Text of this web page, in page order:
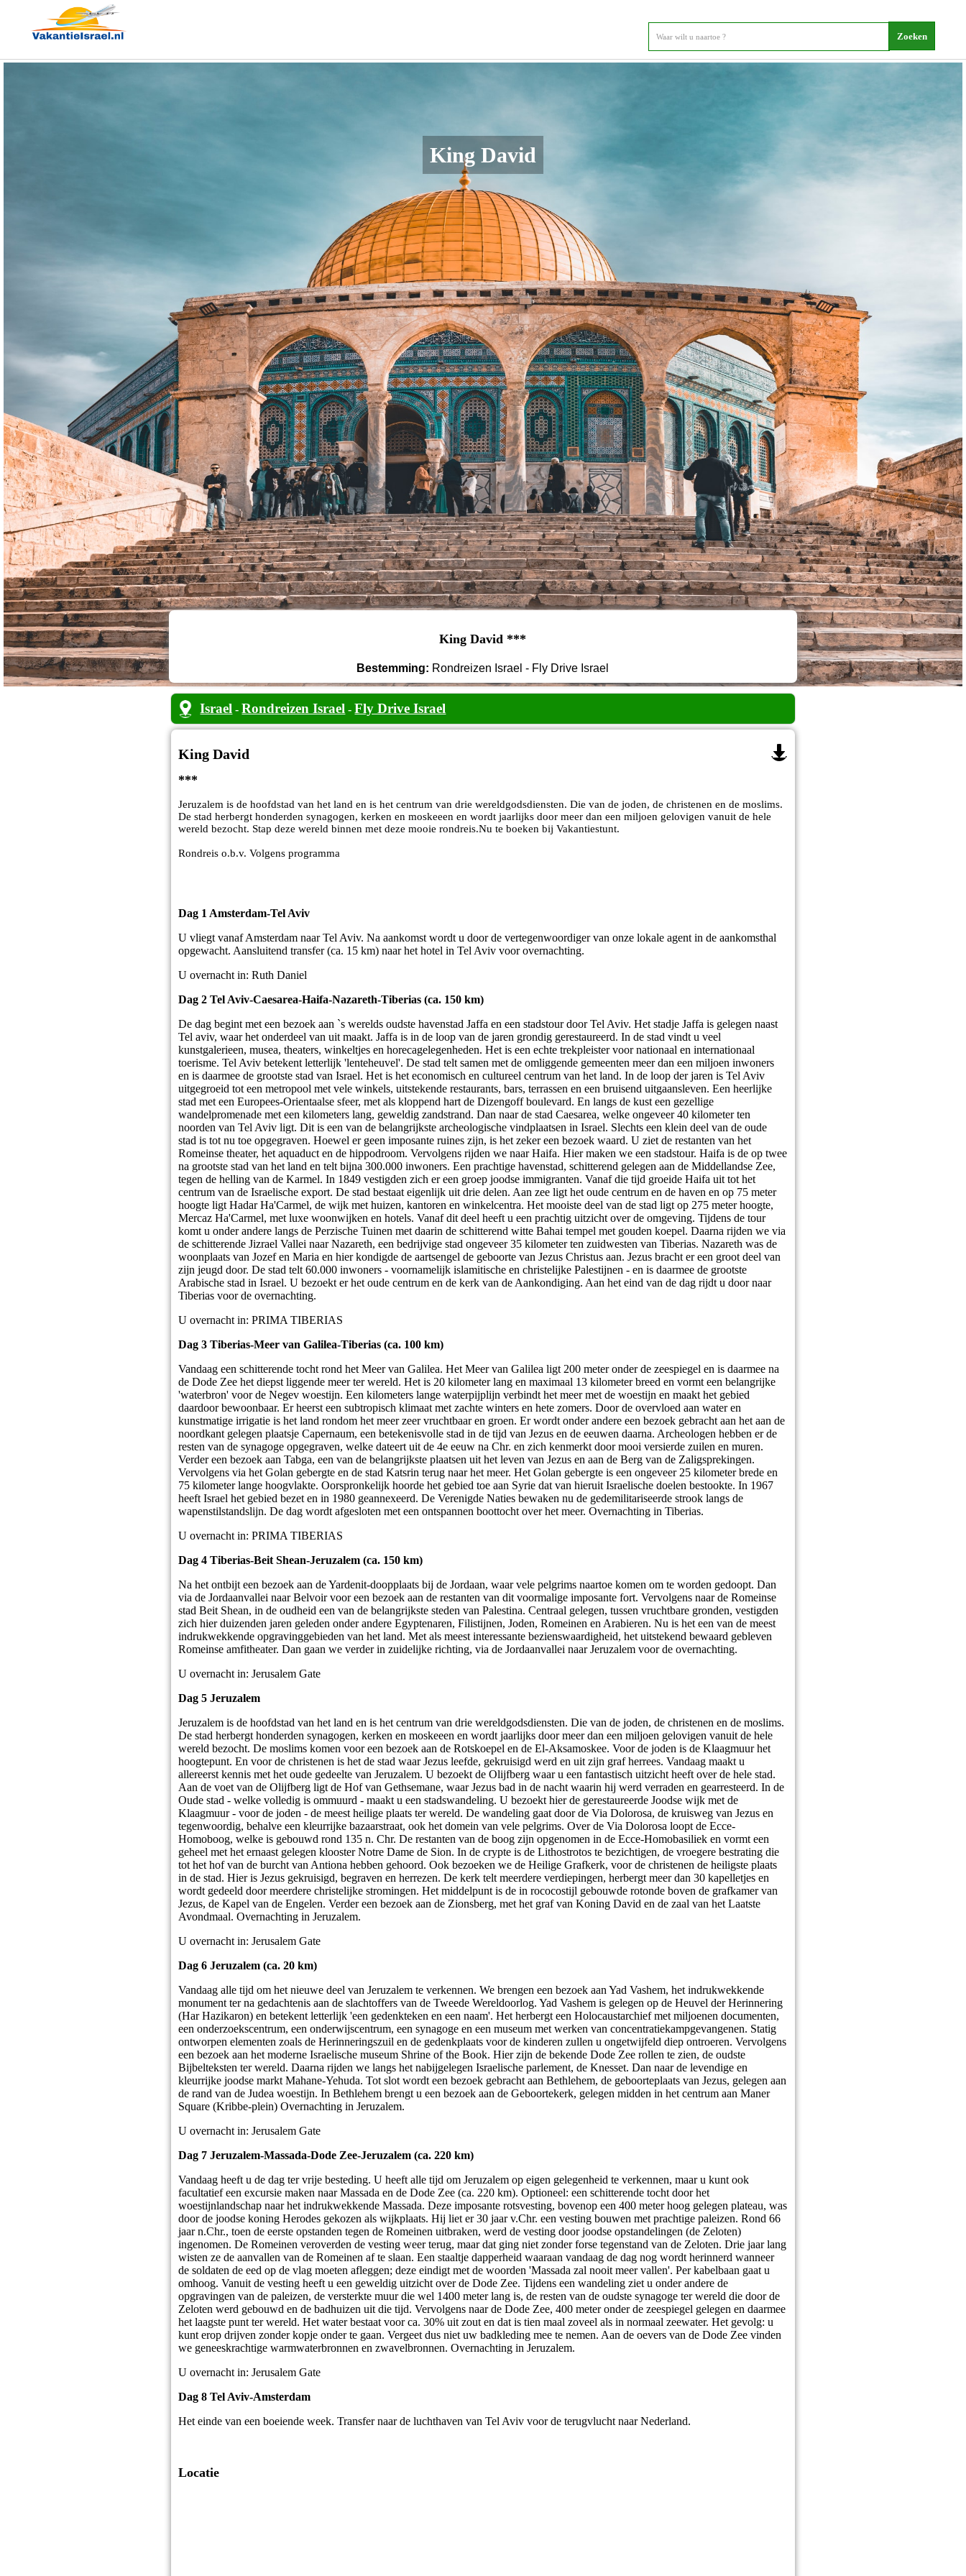
King David
King David ***
Bestemming: Rondreizen Israel - Fly Drive Israel
Israel - Rondreizen Israel - Fly Drive Israel
King David
***
Jeruzalem is de hoofdstad van het land en is het centrum van drie wereldgodsdiensten. Die van de joden, de christenen en de moslims.
De stad herbergt honderden synagogen, kerken en moskeeen en wordt jaarlijks door meer dan een miljoen gelovigen vanuit de hele
wereld bezocht. Stap deze wereld binnen met deze mooie rondreis.Nu te boeken bij Vakantiestunt.
Rondreis o.b.v. Volgens programma
Dag 1 Amsterdam-Tel Aviv
U vliegt vanaf Amsterdam naar Tel Aviv. Na aankomst wordt u door de vertegenwoordiger van onze lokale agent in de aankomsthal
opgewacht. Aansluitend transfer (ca. 15 km) naar het hotel in Tel Aviv voor overnachting.
U overnacht in: Ruth Daniel
Dag 2 Tel Aviv-Caesarea-Haifa-Nazareth-Tiberias (ca. 150 km)
De dag begint met een bezoek aan `s werelds oudste havenstad Jaffa en een stadstour door Tel Aviv. Het stadje Jaffa is gelegen naast
Tel aviv, waar het onderdeel van uit maakt. Jaffa is in de loop van de jaren grondig gerestaureerd. In de stad vindt u veel
kunstgalerieen, musea, theaters, winkeltjes en horecagelegenheden. Het is een echte trekpleister voor nationaal en internationaal
toerisme. Tel Aviv betekent letterlijk 'lenteheuvel'. De stad telt samen met de omliggende gemeenten meer dan een miljoen inwoners
en is daarmee de grootste stad van Israel. Het is het economisch en cultureel centrum van het land. In de loop der jaren is Tel Aviv
uitgegroeid tot een metropool met vele winkels, uitstekende restaurants, bars, terrassen en een bruisend uitgaansleven. Een heerlijke
stad met een Europees-Orientaalse sfeer, met als kloppend hart de Dizengoff boulevard. En langs de kust een gezellige
wandelpromenade met een kilometers lang, geweldig zandstrand. Dan naar de stad Caesarea, welke ongeveer 40 kilometer ten
noorden van Tel Aviv ligt. Dit is een van de belangrijkste archeologische vindplaatsen in Israel. Slechts een klein deel van de oude
stad is tot nu toe opgegraven. Hoewel er geen imposante ruines zijn, is het zeker een bezoek waard. U ziet de restanten van het
Romeinse theater, het aquaduct en de hippodroom. Vervolgens rijden we naar Haifa. Hier maken we een stadstour. Haifa is de op twee
na grootste stad van het land en telt bijna 300.000 inwoners. Een prachtige havenstad, schitterend gelegen aan de Middellandse Zee,
tegen de helling van de Karmel. In 1849 vestigden zich er een groep joodse immigranten. Vanaf die tijd groeide Haifa uit tot het
centrum van de Israelische export. De stad bestaat eigenlijk uit drie delen. Aan zee ligt het oude centrum en de haven en op 75 meter
hoogte ligt Hadar Ha'Carmel, de wijk met huizen, kantoren en winkelcentra. Het mooiste deel van de stad ligt op 275 meter hoogte,
Mercaz Ha'Carmel, met luxe woonwijken en hotels. Vanaf dit deel heeft u een prachtig uitzicht over de omgeving. Tijdens de tour
komt u onder andere langs de Perzische Tuinen met daarin de schitterend witte Bahai tempel met gouden koepel. Daarna rijden we via
de schitterende Jizrael Vallei naar Nazareth, een bedrijvige stad ongeveer 35 kilometer ten zuidwesten van Tiberias. Nazareth was de
woonplaats van Jozef en Maria en hier kondigde de aartsengel de geboorte van Jezus Christus aan. Jezus bracht er een groot deel van
zijn jeugd door. De stad telt 60.000 inwoners - voornamelijk islamitische en christelijke Palestijnen - en is daarmee de grootste
Arabische stad in Israel. U bezoekt er het oude centrum en de kerk van de Aankondiging. Aan het eind van de dag rijdt u door naar
Tiberias voor de overnachting.
U overnacht in: PRIMA TIBERIAS
Dag 3 Tiberias-Meer van Galilea-Tiberias (ca. 100 km)
Vandaag een schitterende tocht rond het Meer van Galilea. Het Meer van Galilea ligt 200 meter onder de zeespiegel en is daarmee na
de Dode Zee het diepst liggende meer ter wereld. Het is 20 kilometer lang en maximaal 13 kilometer breed en vormt een belangrijke
'waterbron' voor de Negev woestijn. Een kilometers lange waterpijplijn verbindt het meer met de woestijn en maakt het gebied
daardoor bewoonbaar. Er heerst een subtropisch klimaat met zachte winters en hete zomers. Door de overvloed aan water en
kunstmatige irrigatie is het land rondom het meer zeer vruchtbaar en groen. Er wordt onder andere een bezoek gebracht aan het aan de
noordkant gelegen plaatsje Capernaum, een betekenisvolle stad in de tijd van Jezus en de eeuwen daarna. Archeologen hebben er de
resten van de synagoge opgegraven, welke dateert uit de 4e eeuw na Chr. en zich kenmerkt door mooi versierde zuilen en muren.
Verder een bezoek aan Tabga, een van de belangrijkste plaatsen uit het leven van Jezus en aan de Berg van de Zaligsprekingen.
Vervolgens via het Golan gebergte en de stad Katsrin terug naar het meer. Het Golan gebergte is een ongeveer 25 kilometer brede en
75 kilometer lange hoogvlakte. Oorspronkelijk hoorde het gebied toe aan Syrie dat van hieruit Israelische doelen bestookte. In 1967
heeft Israel het gebied bezet en in 1980 geannexeerd. De Verenigde Naties bewaken nu de gedemilitariseerde strook langs de
wapenstilstandslijn. De dag wordt afgesloten met een ontspannen boottocht over het meer. Overnachting in Tiberias.
U overnacht in: PRIMA TIBERIAS
Dag 4 Tiberias-Beit Shean-Jeruzalem (ca. 150 km)
Na het ontbijt een bezoek aan de Yardenit-doopplaats bij de Jordaan, waar vele pelgrims naartoe komen om te worden gedoopt. Dan
via de Jordaanvallei naar Belvoir voor een bezoek aan de restanten van dit voormalige imposante fort. Vervolgens naar de Romeinse
stad Beit Shean, in de oudheid een van de belangrijkste steden van Palestina. Centraal gelegen, tussen vruchtbare gronden, vestigden
zich hier duizenden jaren geleden onder andere Egyptenaren, Filistijnen, Joden, Romeinen en Arabieren. Nu is het een van de meest
indrukwekkende opgravinggebieden van het land. Met als meest interessante bezienswaardigheid, het uitstekend bewaard gebleven
Romeinse amfitheater. Dan gaan we verder in zuidelijke richting, via de Jordaanvallei naar Jeruzalem voor de overnachting.
U overnacht in: Jerusalem Gate
Dag 5 Jeruzalem
Jeruzalem is de hoofdstad van het land en is het centrum van drie wereldgodsdiensten. Die van de joden, de christenen en de moslims.
De stad herbergt honderden synagogen, kerken en moskeeen en wordt jaarlijks door meer dan een miljoen gelovigen vanuit de hele
wereld bezocht. De moslims komen voor een bezoek aan de Rotskoepel en de El-Aksamoskee. Voor de joden is de Klaagmuur het
hoogtepunt. En voor de christenen is het de stad waar Jezus leefde, gekruisigd werd en uit zijn graf herrees. Vandaag maakt u
allereerst kennis met het oude gedeelte van Jeruzalem. U bezoekt de Olijfberg waar u een fantastisch uitzicht heeft over de hele stad.
Aan de voet van de Olijfberg ligt de Hof van Gethsemane, waar Jezus bad in de nacht waarin hij werd verraden en gearresteerd. In de
Oude stad - welke volledig is ommuurd - maakt u een stadswandeling. U bezoekt hier de gerestaureerde Joodse wijk met de
Klaagmuur - voor de joden - de meest heilige plaats ter wereld. De wandeling gaat door de Via Dolorosa, de kruisweg van Jezus en
tegenwoordig, behalve een kleurrijke bazaarstraat, ook het domein van vele pelgrims. Over de Via Dolorosa loopt de Ecce-
Homoboog, welke is gebouwd rond 135 n. Chr. De restanten van de boog zijn opgenomen in de Ecce-Homobasiliek en vormt een
geheel met het ernaast gelegen klooster Notre Dame de Sion. In de crypte is de Lithostrotos te bezichtigen, de vroegere bestrating die
tot het hof van de burcht van Antiona hebben gehoord. Ook bezoeken we de Heilige Grafkerk, voor de christenen de heiligste plaats
in de stad. Hier is Jezus gekruisigd, begraven en herrezen. De kerk telt meerdere verdiepingen, herbergt meer dan 30 kapelletjes en
wordt gedeeld door meerdere christelijke stromingen. Het middelpunt is de in rococostijl gebouwde rotonde boven de grafkamer van
Jezus, de Kapel van de Engelen. Verder een bezoek aan de Zionsberg, met het graf van Koning David en de zaal van het Laatste
Avondmaal. Overnachting in Jeruzalem.
U overnacht in: Jerusalem Gate
Dag 6 Jeruzalem (ca. 20 km)
Vandaag alle tijd om het nieuwe deel van Jeruzalem te verkennen. We brengen een bezoek aan Yad Vashem, het indrukwekkende
monument ter na gedachtenis aan de slachtoffers van de Tweede Wereldoorlog. Yad Vashem is gelegen op de Heuvel der Herinnering
(Har Hazikaron) en betekent letterlijk 'een gedenkteken en een naam'. Het herbergt een Holocaustarchief met miljoenen documenten,
een onderzoekscentrum, een onderwijscentrum, een synagoge en een museum met werken van concentratiekampgevangenen. Statig
ontworpen elementen zoals de Herinneringszuil en de gedenkplaats voor de kinderen zullen u ongetwijfeld diep ontroeren. Vervolgens
een bezoek aan het moderne Israelische museum Shrine of the Book. Hier zijn de bekende Dode Zee rollen te zien, de oudste
Bijbelteksten ter wereld. Daarna rijden we langs het nabijgelegen Israelische parlement, de Knesset. Dan naar de levendige en
kleurrijke joodse markt Mahane-Yehuda. Tot slot wordt een bezoek gebracht aan Bethlehem, de geboorteplaats van Jezus, gelegen aan
de rand van de Judea woestijn. In Bethlehem brengt u een bezoek aan de Geboortekerk, gelegen midden in het centrum aan Maner
Square (Kribbe-plein) Overnachting in Jeruzalem.
U overnacht in: Jerusalem Gate
Dag 7 Jeruzalem-Massada-Dode Zee-Jeruzalem (ca. 220 km)
Vandaag heeft u de dag ter vrije besteding. U heeft alle tijd om Jeruzalem op eigen gelegenheid te verkennen, maar u kunt ook
facultatief een excursie maken naar Massada en de Dode Zee (ca. 220 km). Optioneel: een schitterende tocht door het
woestijnlandschap naar het indrukwekkende Massada. Deze imposante rotsvesting, bovenop een 400 meter hoog gelegen plateau, was
door de joodse koning Herodes gekozen als wijkplaats. Hij liet er 30 jaar v.Chr. een vesting bouwen met prachtige paleizen. Rond 66
jaar n.Chr., toen de eerste opstanden tegen de Romeinen uitbraken, werd de vesting door joodse opstandelingen (de Zeloten)
ingenomen. De Romeinen veroverden de vesting weer terug, maar dat ging niet zonder forse tegenstand van de Zeloten. Drie jaar lang
wisten ze de aanvallen van de Romeinen af te slaan. Een staaltje dapperheid waaraan vandaag de dag nog wordt herinnerd wanneer
de soldaten de eed op de vlag moeten afleggen; deze eindigt met de woorden 'Massada zal nooit meer vallen'. Per kabelbaan gaat u
omhoog. Vanuit de vesting heeft u een geweldig uitzicht over de Dode Zee. Tijdens een wandeling ziet u onder andere de
opgravingen van de paleizen, de versterkte muur die wel 1400 meter lang is, de resten van de oudste synagoge ter wereld die door de
Zeloten werd gebouwd en de badhuizen uit die tijd. Vervolgens naar de Dode Zee, 400 meter onder de zeespiegel gelegen en daarmee
het laagste punt ter wereld. Het water bestaat voor ca. 30% uit zout en dat is tien maal zoveel als in normaal zeewater. Het gevolg: u
kunt erop drijven zonder kopje onder te gaan. Vergeet dus niet uw badkleding mee te nemen. Aan de oevers van de Dode Zee vinden
we geneeskrachtige warmwaterbronnen en zwavelbronnen. Overnachting in Jeruzalem.
U overnacht in: Jerusalem Gate
Dag 8 Tel Aviv-Amsterdam
Het einde van een boeiende week. Transfer naar de luchthaven van Tel Aviv voor de terugvlucht naar Nederland.
Locatie